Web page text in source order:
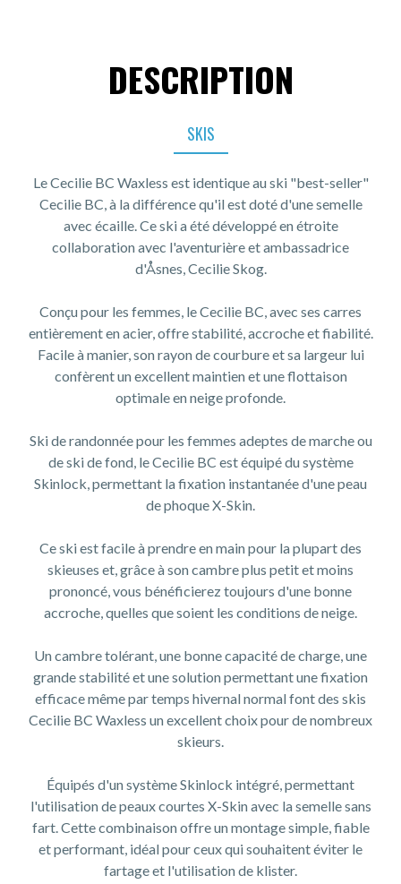
DESCRIPTION
SKIS
Le Cecilie BC Waxless est identique au ski "best-seller"
Cecilie BC, à la différence qu'il est doté d'une semelle
avec écaille. Ce ski a été développé en étroite
collaboration avec l'aventurière et ambassadrice
d'Åsnes, Cecilie Skog.
Conçu pour les femmes, le Cecilie BC, avec ses carres
entièrement en acier, offre stabilité, accroche et fiabilité.
Facile à manier, son rayon de courbure et sa largeur lui
confèrent un excellent maintien et une flottaison
optimale en neige profonde.
Ski de randonnée pour les femmes adeptes de marche ou
de ski de fond, le Cecilie BC est équipé du système
Skinlock, permettant la fixation instantanée d'une peau
de phoque X-Skin.
Ce ski est facile à prendre en main pour la plupart des
skieuses et, grâce à son cambre plus petit et moins
prononcé, vous bénéficierez toujours d'une bonne
accroche, quelles que soient les conditions de neige.
Un cambre tolérant, une bonne capacité de charge, une
grande stabilité et une solution permettant une fixation
efficace même par temps hivernal normal font des skis
Cecilie BC Waxless un excellent choix pour de nombreux
skieurs.
Équipés d'un système Skinlock intégré, permettant
l'utilisation de peaux courtes X-Skin avec la semelle sans
fart. Cette combinaison offre un montage simple, fiable
et performant, idéal pour ceux qui souhaitent éviter le
fartage et l'utilisation de klister.